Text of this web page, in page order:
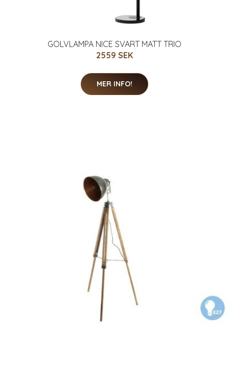
GOLVLAMPA NICE SVART MATT TRIO
2559 SEK
MER INFO!